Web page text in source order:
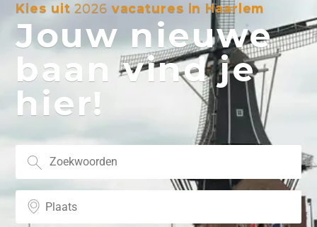
Kies uit2026 vacatures in Haarlem
Jouw nieuwe
baan vind je
hier!